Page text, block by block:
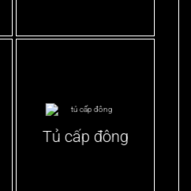
Tủ cấp đông